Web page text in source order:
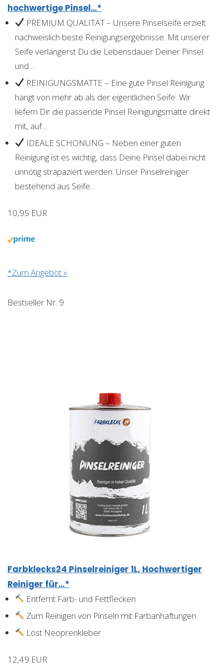
hochwertige Pinsel…*
PREMIUM QUALITÄT – Unsere Pinselseife erzielt
nachweislich beste Reinigungsergebnisse. Mit unserer
Seife verlängerst Du die Lebensdauer Deiner Pinsel
und…
REINIGUNGSMATTE – Eine gute Pinsel Reinigung
hängt von mehr ab als der eigentlichen Seife. Wir
liefern Dir die passende Pinsel Reinigungsmatte direkt
mit, auf…
IDEALE SCHONUNG – Neben einer guten
Reinigung ist es wichtig, dass Deine Pinsel dabei nicht
unnötig strapaziert werden. Unser Pinselreiniger
bestehend aus Seife…
10,95 EUR
*Zum Angebot »
Bestseller Nr. 9
Farbklecks24 Pinselreiniger 1L, Hochwertiger
Reiniger für…*
Entfernt Farb- und Fettflecken
Zum Reinigen von Pinseln mit Farbanhaftungen
Löst Neoprenkleber
12,49 EUR